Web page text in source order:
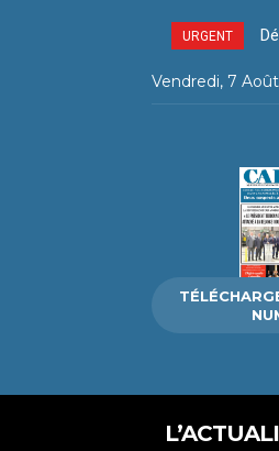
URGENT
Vendredi, 7